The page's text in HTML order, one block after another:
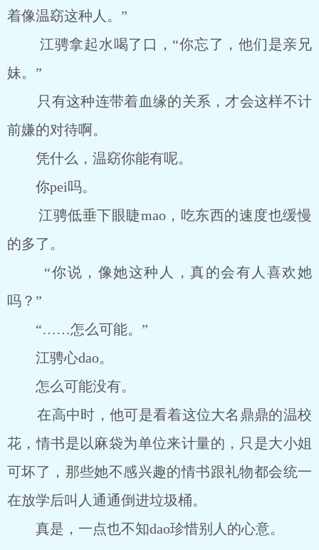
着像温窈这种人。”
江骋拿起水喝了口，“你忘了，他们是亲兄
妹。”
只有这种连带着血缘的关系，才会这样不计
前嫌的对待啊。
凭什么，温窈你能有呢。
你pei吗。
江骋低垂下眼睫mao，吃东西的速度也缓慢
的多了。
“你说，像她这种人，真的会有人喜欢她
吗？”
“……怎么可能。”
江骋心dao。
怎么可能没有。
在高中时，他可是看着这位大名鼎鼎的温校
花，情书是以麻袋为单位来计量的，只是大小姐
可坏了，那些她不感兴趣的情书跟礼物都会统一
在放学后叫人通通倒进垃圾桶。
真是，一点也不知dao珍惜别人的心意。